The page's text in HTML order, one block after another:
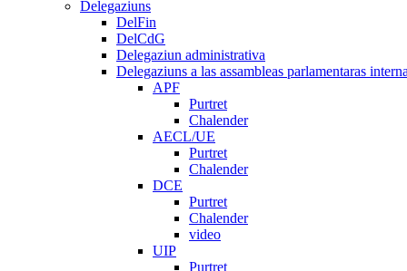
Delegaziuns
DelFin
DelCdG
Delegaziun administrativa
Delegaziuns a las assambleas parlamentaras
APF
Purtret
Chalender
AECL/UE
Purtret
Chalender
DCE
Purtret
Chalender
video
UIP
Purtret